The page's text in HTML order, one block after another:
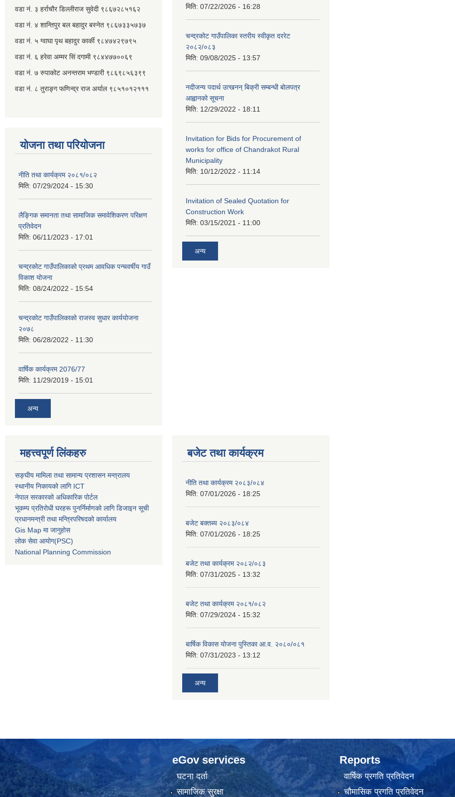
वडा नं. ३ हर्राचौर डिल्लीराज सुवेदी ९८६७२८५१६२
वडा नं. ४ शान्तिपुर बल बहादुर बस्नेत​ ९८६७३३५७३७
वडा नं. ५ ग्वाघा पृथ बहादुर कार्की ९८४७४२९७९५
वडा नं. ६ हरेवा अम्मर सिं दगामी​ ९८४४७७००६९
वडा नं. ७ ‌‍रुपाकोट अनन्तराम भण्डारी ९८६९८५६३९९
वडा नं. ८ तुराङ्ग फणिन्द्र राज अर्याल ९८५१०१२१११
योजना तथा परियोजना
नीति तथा कार्यक्रम २०८१/०८२
मिति: 07/29/2024 - 15:30
लैङ्गिक समानता तथा सामाजिक समावेशिकरण परिक्षण
प्रतिवेदन
मिति: 06/11/2023 - 17:01
चन्द्रकोट गाउँपालिकाको प्रथम आवधिक पन्चवर्षीय गाउँ
विकाश योजना
मिति: 08/24/2022 - 15:54
चन्द्रकोट गाउँपालिकाको राजस्व सुधार कार्ययोजना
२०७८
मिति: 06/28/2022 - 11:30
वार्षिक कार्यक्रम 2076/77
मिति: 11/29/2019 - 15:01
अन्य
मिति: 07/22/2026 - 16:28
चन्द्रकोट गाउँपालिका स्तरीय स्वीकृत दररेट
२०८२/०८३
मिति: 09/08/2025 - 13:57
नदीजन्य पदार्थ उत्खनन् बिक्री सम्बन्धी बोलपत्र
आह्वानको सूचना
मिति: 12/29/2022 - 18:11
Invitation for Bids for Procurement of
works for office of Chandrakot Rural
Municipality
मिति: 10/12/2022 - 11:14
Invitation of Sealed Quotation for
Construction Work
मिति: 03/15/2021 - 11:00
अन्य
महत्त्वपूर्ण लिंकहरु
सङ्घीय मामिला तथा सामान्य प्रशासन मन्त्रालय
स्थानीय निकायको लागि ICT
नेपाल सरकारको अधिकारिक पोर्टल
भूकम्प प्रतिरोधी घरहरू पुनर्निर्माणको लागि डिजाइन सूची
प्रधानमन्त्री तथा मन्त्रिपरिषदको कार्यालय
Gis Map मा जानुहोस
लोक सेवा आयोग(PSC)
National Planning Commission
बजेट तथा कार्यक्रम
नीति तथा कार्यक्रम २०८३/०८४
मिति: 07/01/2026 - 18:25
बजेट बक्तब्य २०८३/०८४
मिति: 07/01/2026 - 18:25
बजेट तथा कार्यक्रम २०८२/०८३
मिति: 07/31/2025 - 13:32
बजेट तथा कार्यक्रम २०८१/०८२
मिति: 07/29/2024 - 15:32
बार्षिक विकास योजना पुस्तिका आ.व. २०८०/०८१
मिति: 07/31/2023 - 13:12
अन्य
eGov services
घटना दर्ता
सामाजिक सुरक्षा
Reports
वार्षिक प्रगति प्रतिवेदन
चौमासिक प्रगति प्रतिवेदन